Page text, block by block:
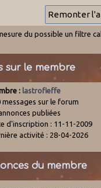
du possible un filtre
sur le membre
: lastrofieffe
messages sur le forum
publiées
d'inscription : 11-11-2009
activité : 28-04-2026
du membre